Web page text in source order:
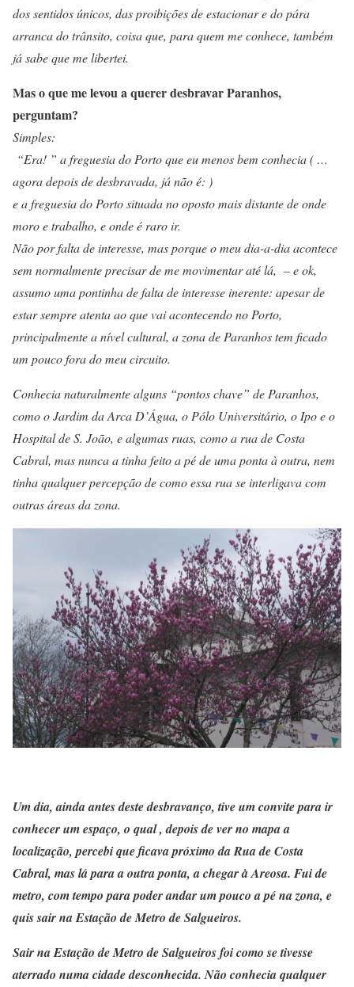
dos sentidos únicos, das proibições de estacionar e do pára
arranca do trânsito, coisa que, para quem me conhece, também
já sabe que me libertei.
Mas o que me levou a querer desbravar Paranhos,
perguntam?
Simples:
“Era! ” a freguesia do Porto que eu menos bem conhecia ( …
agora depois de desbravada, já não é: )
e a freguesia do Porto situada no oposto mais distante de onde
moro e trabalho, e onde é raro ir.
Não por falta de interesse, mas porque o meu dia-a-dia acontece
sem normalmente precisar de me movimentar até lá, – e ok,
assumo uma pontinha de falta de interesse inerente: apesar de
estar sempre atenta ao que vai acontecendo no Porto,
principalmente a nível cultural, a zona de Paranhos tem ficado
um pouco fora do meu circuito.
Conhecia naturalmente alguns “pontos chave” de Paranhos,
como o Jardim da Arca D’Água, o Pólo Universitário, o Ipo e o
Hospital de S. João, e algumas ruas, como a rua de Costa
Cabral, mas nunca a tinha feito a pé de uma ponta à outra, nem
tinha qualquer percepção de como essa rua se interligava com
outras áreas da zona.
Um dia, ainda antes deste desbravanço, tive um convite para ir
conhecer um espaço, o qual , depois de ver no mapa a
localização, percebi que ficava próximo da Rua de Costa
Cabral, mas lá para a outra ponta, a chegar à Areosa. Fui de
metro, com tempo para poder andar um pouco a pé na zona, e
quis sair na Estação de Metro de Salgueiros.
Sair na Estação de Metro de Salgueiros foi como se tivesse
aterrado numa cidade desconhecida. Não conhecia qualquer